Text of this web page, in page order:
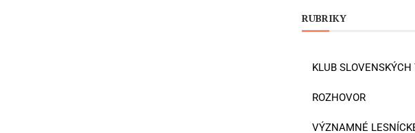
RUBRIKY
KLUB SLOVENSKÝCH
ROZHOVOR
VÝZNAMNÉ